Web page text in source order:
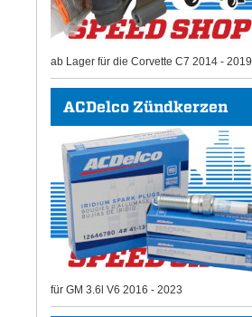
ab Lager für die Corvette C7 2014 - 2019
ACDelco Zündkerzen
für GM 3.6l V6 2016 - 2023